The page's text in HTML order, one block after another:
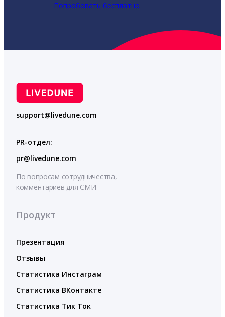
Попробовать бесплатно
support@livedune.com
PR-отдел:
pr@livedune.com
По вопросам сотрудничества,
комментариев для СМИ
Продукт
Презентация
Отзывы
Статистика Инстаграм
Статистика ВКонтакте
Статистика Тик Ток